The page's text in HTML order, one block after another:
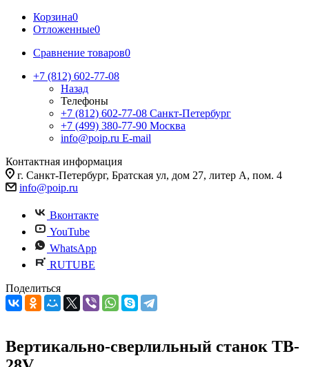
Корзина0
Отложенные0
Сравнение товаров0
+7 (812) 602-77-08
Назад
Телефоны
+7 (812) 602-77-08 Санкт-Петербург
+7 (499) 380-77-90 Москва
info@poip.ru E-mail
Контактная информация
г. Санкт-Петербург, Братская ул, дом 27, литер А, пом. 4
info@poip.ru
Вконтакте
YouTube
WhatsApp
RUTUBE
Поделиться
Вертикально-сверлильный станок TB-